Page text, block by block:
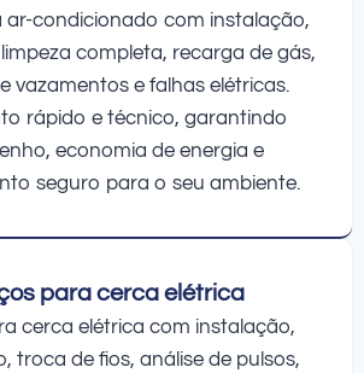
ar-condicionado com instalação,
completa, recarga de gás,
vazamentos e falhas elétricas.
rápido e técnico, garantindo
economia de energia e
seguro para o seu ambiente.
para cerca elétrica
cerca elétrica com instalação,
troca de fios, análise de pulsos,